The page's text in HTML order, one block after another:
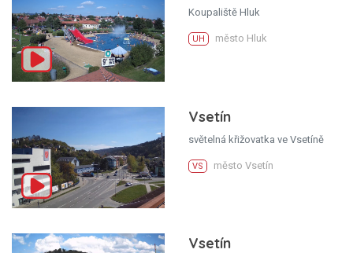
Koupaliště Hluk
UH město Hluk
Vsetín
světelná křižovatka ve Vsetíně
VS město Vsetín
Vsetín